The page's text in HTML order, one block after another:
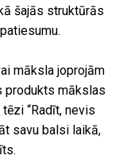
šajās struktūrās
māksla joprojām
produkts mākslas
“Radīt, nevis
savu balsi laikā,